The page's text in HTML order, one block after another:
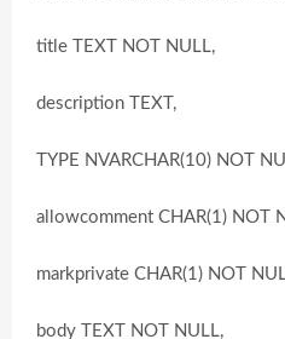
title TEXT NOT NULL,
description TEXT,
TYPE NVARCHAR(10) NOT
allowcomment CHAR(1) NOT
markprivate CHAR(1) NOT
body TEXT NOT NULL,